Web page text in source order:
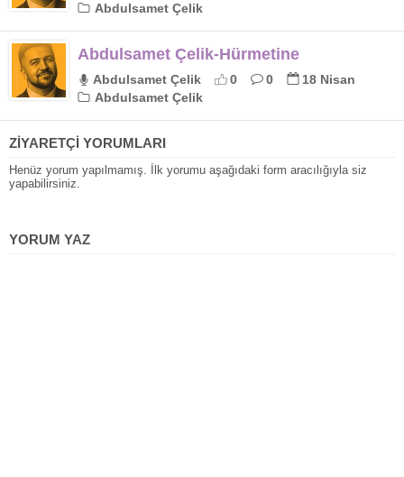
Abdulsamet Çelik
Abdulsamet Çelik-Hürmetine
Abdulsamet Çelik 0 0
18 Nisan
Abdulsamet Çelik
ZİYARETÇİ YORUMLARI
Henüz yorum yapılmamış. İlk yorumu aşağıdaki form aracılığıyla siz
yapabilirsiniz.
YORUM YAZ